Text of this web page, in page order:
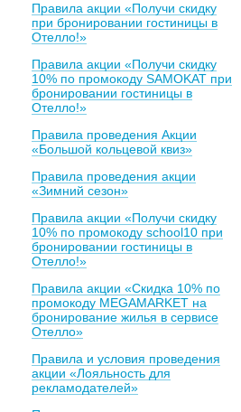
Правила акции «Получи скидку
при бронировании гостиницы в
Отелло!»
Правила акции «Получи скидку
10% по промокоду SAMOKAT при
бронировании гостиницы в
Отелло!»
Правила проведения Акции
«Большой кольцевой квиз»
Правила проведения акции
«Зимний сезон»
Правила акции «Получи скидку
10% по промокоду school10 при
бронировании гостиницы в
Отелло!»
Правила акции «Скидка 10% по
промокоду MEGAMARKET на
бронирование жилья в сервисе
Отелло»
Правила и условия проведения
акции «Лояльность для
рекламодателей»